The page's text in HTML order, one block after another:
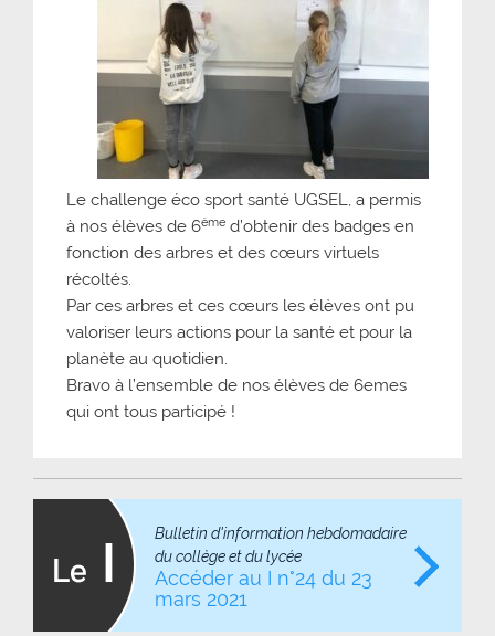
Le challenge éco sport santé UGSEL, a permis
à nos élèves de 6ème d’obtenir des badges en
fonction des arbres et des cœurs virtuels
récoltés.
Par ces arbres et ces cœurs les élèves ont pu
valoriser leurs actions pour la santé et pour la
planète au quotidien.
Bravo à l’ensemble de nos élèves de 6emes
qui ont tous participé !
Bulletin d'information hebdomadaire
du collège et du lycée
Accéder au I n°24 du 23
mars 2021